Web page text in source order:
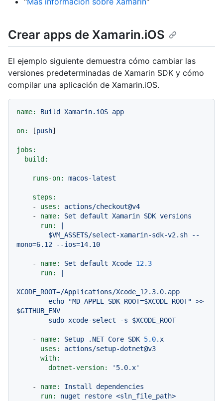
Crear apps de Xamarin.iOS
El ejemplo siguiente demuestra cómo cambiar las
versiones predeterminadas de Xamarin SDK y cómo
compilar una aplicación de Xamarin.iOS.
name: Build Xamarin.iOS app
on: [push]
jobs:
build:
runs-on: macos-latest
steps:
-
uses:
actions/checkout@v4
-
name: Set default Xamarin SDK versions
run:
|
- name: Set default Xcode 12.3
run:
|
XCODE_ROOT=/Applications/Xcode_12.3.0.app
$GITHUB_ENV
- name: Setup .NET Core SDK 5.0.x
uses:
actions/setup-dotnet@v3
with:
dotnet-version:
'5.0.x'
- name: Install
dependencies
run:
nuget restore <sln_file_path>